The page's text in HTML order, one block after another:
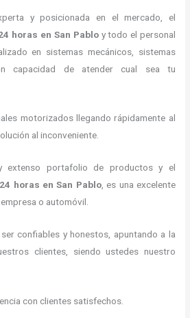
y posicionada en el mercado, el
horas en San Pabloy todo el personal
en sistemas mecánicos, sistemas
capacidad de atender cual sea tu
motorizados llegando rápidamente al
al inconveniente.
extenso portafolio de productos y el
horas en San Pablo, es una excelente
o automóvil.
confiables y honestos, apuntando a la
clientes, siendo ustedes nuestro
con clientes satisfechos.